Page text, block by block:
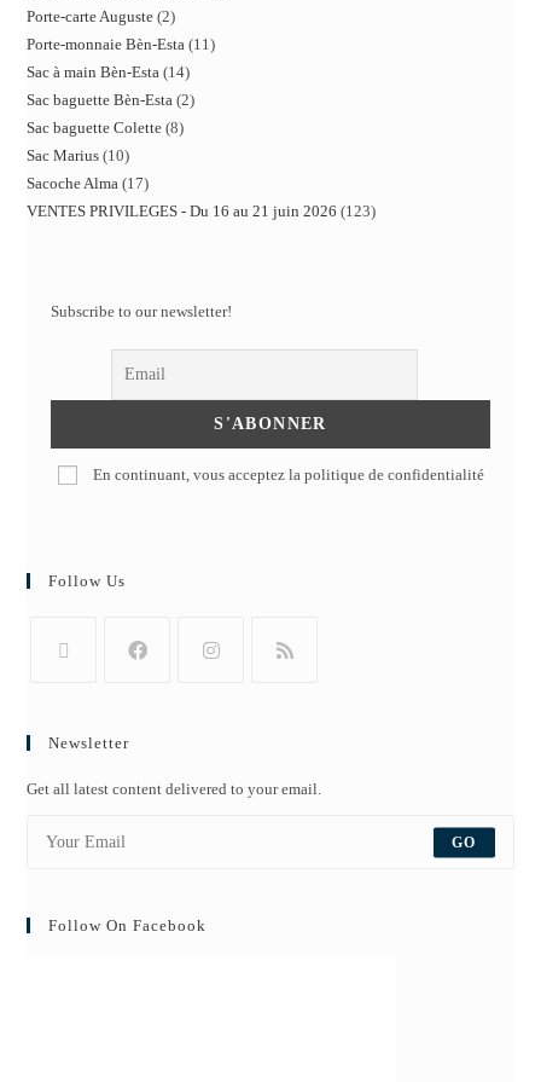
Porte-carte Auguste 2
Porte-monnaie Bèn-Esta 11
Sac à main Bèn-Esta 14
Sac baguette Bèn-Esta 2
Sac baguette Colette 8
Sac Marius 10
Sacoche Alma 17
VENTES PRIVILEGES - Du 16 au 21 juin 2026 123
Subscribe to our newsletter!
En continuant, vous acceptez la politique de confidentialité
Follow Us
Newsletter
Get all latest content delivered to your email.
GO
Follow On Facebook